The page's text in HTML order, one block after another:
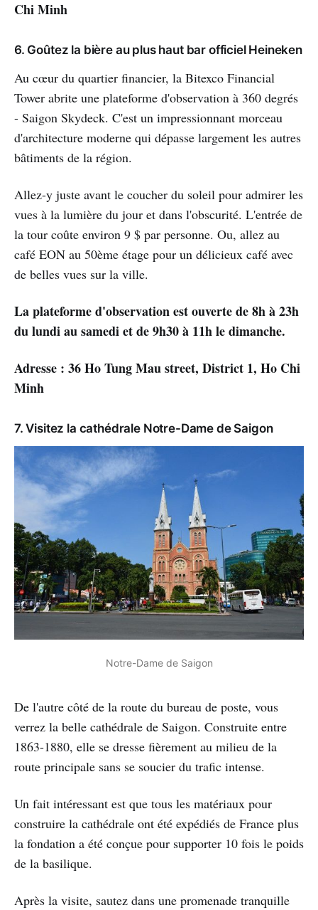
Chi Minh
6. Goûtez la bière au plus haut bar officiel Heineken
Au cœur du quartier financier, la Bitexco Financial
Tower abrite une plateforme d'observation à 360 degrés
- Saigon Skydeck. C'est un impressionnant morceau
d'architecture moderne qui dépasse largement les autres
bâtiments de la région.
Allez-y juste avant le coucher du soleil pour admirer les
vues à la lumière du jour et dans l'obscurité. L'entrée de
la tour coûte environ 9 $ par personne. Ou, allez au
café EON au 50ème étage pour un délicieux café avec
de belles vues sur la ville.
La plateforme d'observation est ouverte de 8h à 23h
du lundi au samedi et de 9h30 à 11h le dimanche.
Adresse : 36 Ho Tung Mau street, District 1, Ho Chi
Minh
7. Visitez la cathédrale Notre-Dame de Saigon
Notre-Dame de Saigon
De l'autre côté de la route du bureau de poste, vous
verrez la belle cathédrale de Saigon. Construite entre
1863-1880, elle se dresse fièrement au milieu de la
route principale sans se soucier du trafic intense.
Un fait intéressant est que tous les matériaux pour
construire la cathédrale ont été expédiés de France plus
la fondation a été conçue pour supporter 10 fois le poids
de la basilique.
Après la visite, sautez dans une promenade tranquille